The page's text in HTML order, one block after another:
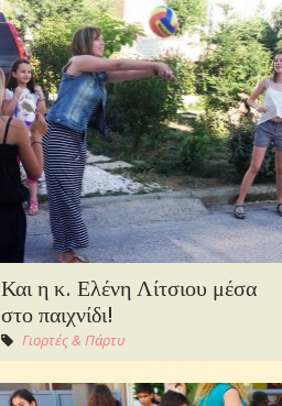
Και η κ. Ελένη Λίτσιου μέσα
στο παιχνίδι!
Γιορτές & Πάρτυ